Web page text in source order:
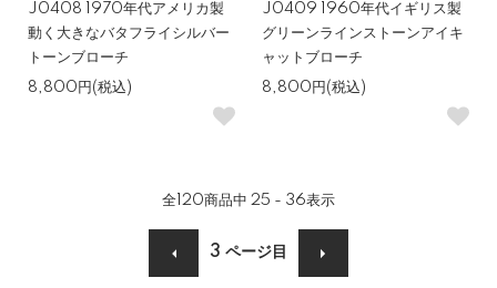
J0408 1970年代アメリカ製
動く大きなバタフライシルバー
トーンブローチ
8,800円(税込)
J0409 1960年代イギリス製
グリーンラインストーンアイキ
ャットブローチ
8,800円(税込)
全 120商品中 25 - 36表示
3 ページ目